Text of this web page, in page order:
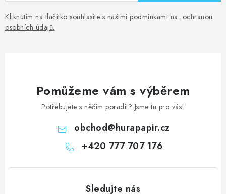
Kliknutím na tlačítko souhlasíte s našimi podmínkami na ochranou
osobních údajů.
Pomůžeme vám s výběrem
Potřebujete s něčím poradit? Jsme tu pro vás!
obchod@hurapapir.cz
+420 777 707 176